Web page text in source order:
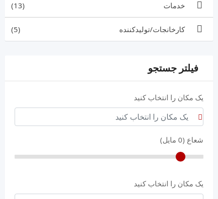
خدمات (13)
کارخانجات/تولیدکننده (5)
فیلتر جستجو
یک مکان را انتخاب کنید
شعاع (0 مایل)
یک مکان را انتخاب کنید